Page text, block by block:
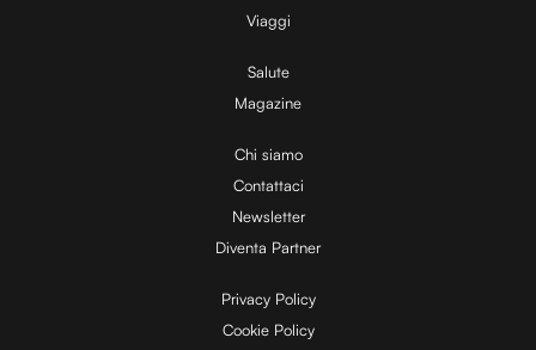
V
i
d
e
Viaggi
Salute
Magazine
Chi siamo
Contattaci
Newsletter
Diventa Partner
Privacy Policy
Cookie Policy